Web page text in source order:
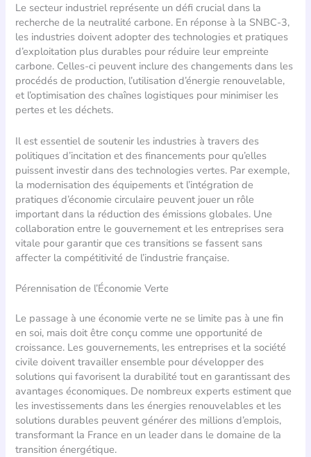
Le secteur industriel représente un défi crucial dans la
recherche de la neutralité carbone. En réponse à la SNBC-3,
les industries doivent adopter des technologies et pratiques
d’exploitation plus durables pour réduire leur empreinte
carbone. Celles-ci peuvent inclure des changements dans les
procédés de production, l’utilisation d’énergie renouvelable,
et l’optimisation des chaînes logistiques pour minimiser les
pertes et les déchets.
Il est essentiel de soutenir les industries à travers des
politiques d’incitation et des financements pour qu’elles
puissent investir dans des technologies vertes. Par exemple,
la modernisation des équipements et l’intégration de
pratiques d’économie circulaire peuvent jouer un rôle
important dans la réduction des émissions globales. Une
collaboration entre le gouvernement et les entreprises sera
vitale pour garantir que ces transitions se fassent sans
affecter la compétitivité de l’industrie française.
Pérennisation de l’Économie Verte
Le passage à une économie verte ne se limite pas à une fin
en soi, mais doit être conçu comme une opportunité de
croissance. Les gouvernements, les entreprises et la société
civile doivent travailler ensemble pour développer des
solutions qui favorisent la durabilité tout en garantissant des
avantages économiques. De nombreux experts estiment que
les investissements dans les énergies renouvelables et les
solutions durables peuvent générer des millions d’emplois,
transformant la France en un leader dans le domaine de la
transition énergétique.